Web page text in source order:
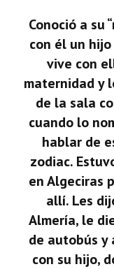
Conoció a su
con él un
vive con
maternidad y
de la sala
cuando lo
hablar de
zodiac.
en Algeciras
allí. Les
Almería, le
de autobús y
con su hijo,